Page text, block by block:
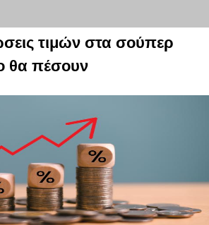
τιμών στα σούπερ
θα πέσουν